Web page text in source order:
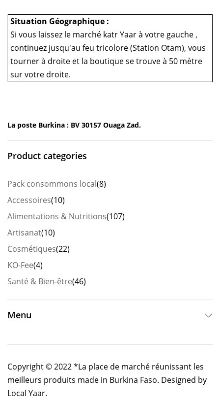
Situation Géographique :
Si vous laissez le marché katr Yaar à votre gauche ,
continuez jusqu'au feu tricolore (Station Otam), vous
tourner à droite et la boutique se trouve à 50 mètre
sur votre droite.
La poste Burkina : BV 30157 Ouaga Zad.
Product categories
Pack consommons local(8)
Accessoires(10)
Alimentations & Nutritions(107)
Artisanat(10)
Cosmétiques(22)
KO-Fee(4)
Santé & Bien-être(46)
Menu
Copyright © 2022 *La place de marché réunissant les
meilleurs produits made in Burkina Faso. Designed by
Local Yaar.